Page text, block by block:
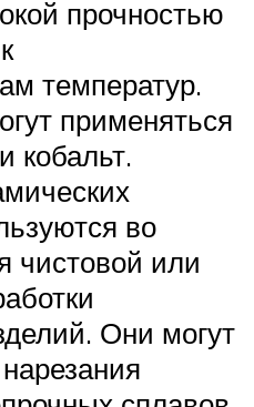
прочностью
температур.
применяться
кобальт.
во
чистовой или
Они могут